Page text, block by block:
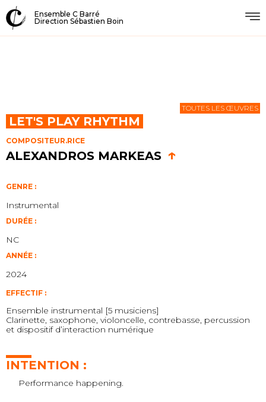
Ensemble C Barré
Direction Sébastien Boin
LET'S PLAY RHYTHM
COMPOSITEUR.RICE
ALEXANDROS MARKEAS ↑
TOUTES LES ŒUVRES
GENRE :
Instrumental
DURÉE :
NC
ANNÉE :
2024
EFFECTIF :
Ensemble instrumental [5 musiciens]
Clarinette, saxophone, violoncelle, contrebasse, percussion
et dispositif d’interaction numérique
INTENTION :
Performance happening.